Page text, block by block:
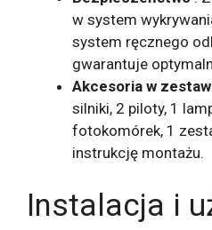
w system
system ręcznego
gwarantuje
Akcesoria w
silniki, 2 piloty, 1
fotokomórek, 1
instrukcję montażu.
Instalacja i